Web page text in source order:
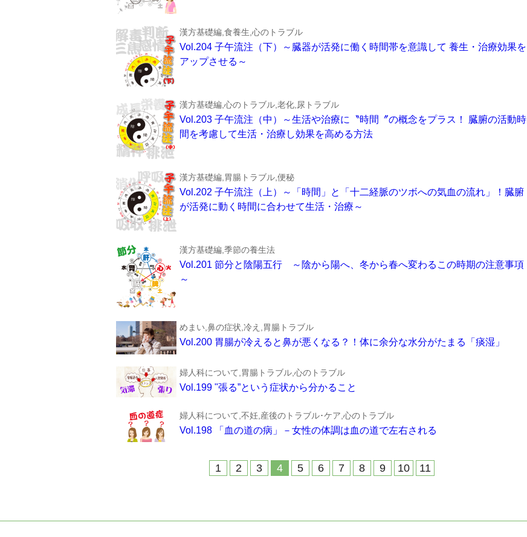
漢方基礎編,食養生,心のトラブル
Vol.204 子午流注（下）～臓器が活発に働く時間帯を意識して 養生・治療効果を
アップさせる～
漢方基礎編,心のトラブル,老化,尿トラブル
Vol.203 子午流注（中）～生活や治療に〝時間〞の概念をプラス！ 臓腑の活動時
間を考慮して生活・治療し効果を高める方法
漢方基礎編,胃腸トラブル,便秘
Vol.202 子午流注（上）～「時間」と「十二経脈のツボへの気血の流れ」！臓腑
が活発に動く時間に合わせて生活・治療～
漢方基礎編,季節の養生法
Vol.201 節分と陰陽五行 ～陰から陽へ、冬から春へ変わるこの時期の注意事項
～
めまい,鼻の症状,冷え,胃腸トラブル
Vol.200 胃腸が冷えると鼻が悪くなる？！体に余分な水分がたまる「痰湿」
婦人科について,胃腸トラブル,心のトラブル
Vol.199 "張る”という症状から分かること
婦人科について,不妊,産後のトラブル･ケア,心のトラブル
Vol.198 「血の道の病」－女性の体調は血の道で左右される
1 2 3 4 5 6 7 8 9 10 11